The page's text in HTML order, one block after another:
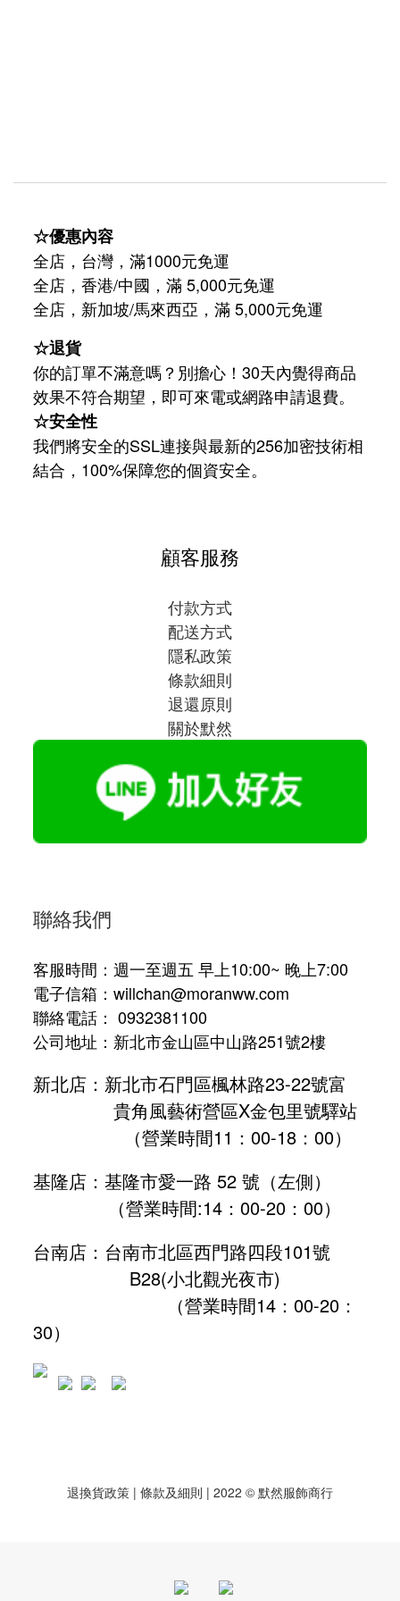
☆優惠內容
全店，台灣，滿1000元免運
全店，香港/中國，滿 5,000元免運
全店，新加坡/馬來西亞，滿 5,000元免運
☆退貨
你的訂單不滿意嗎？別擔心！30天內覺得商品
效果不符合期望，即可來電或網路申請退費。
☆安全性
我們將安全的SSL連接與最新的256加密技術相
結合，100%保障您的個資安全。
顧客服務
付款方式
配送方式
隱私政策
條款細則
退還原則
關於默然
聯絡我們
客服時間：週一至週五 早上10:00~ 晚上7:00
電子信箱：willchan@moranww.com
聯絡電話： 0932381100
公司地址：新北市金山區中山路251號2樓
新北店：新北市石門區楓林路23-22號富
貴角風藝術營區X金包里號驛站
（營業時間11：00-18：00）
基隆店：基隆市愛一路 52 號（左側）
（營業時間:14：00-20：00）
台南店：台南市北區西門路四段101號
B28(小北觀光夜市)
（營業時間14：00-20：
30）
退換貨政策 | 條款及細則 | 2022 © 默然服飾商行